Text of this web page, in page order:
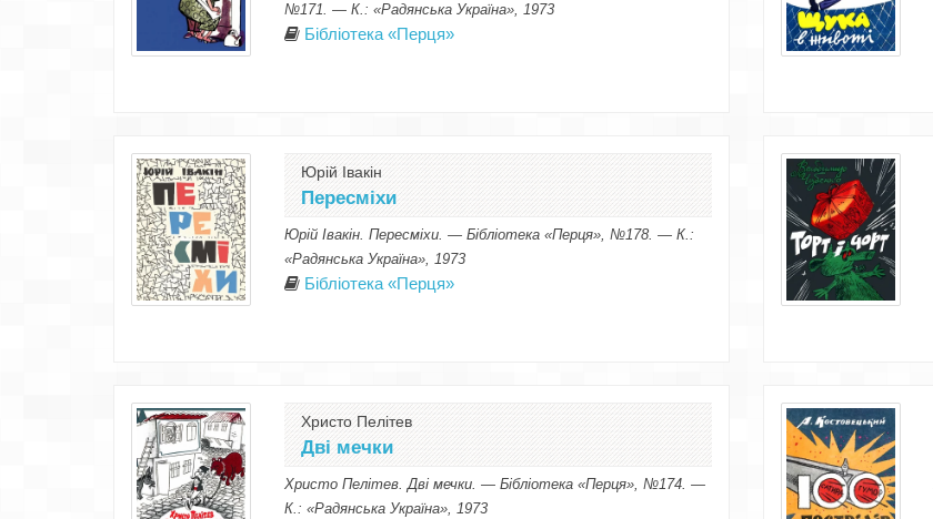
№171. — К.: «Радянська Україна», 1973
Бібліотека «Перця»
Юрій Івакін
Пересміхи
Юрій Івакін. Пересміхи. — Бібліотека «Перця», №178. — К.:
«Радянська Україна», 1973
Бібліотека «Перця»
Христо Пелітев
Дві мечки
Христо Пелітев. Дві мечки. — Бібліотека «Перця», №174. —
К.: «Радянська Україна», 1973